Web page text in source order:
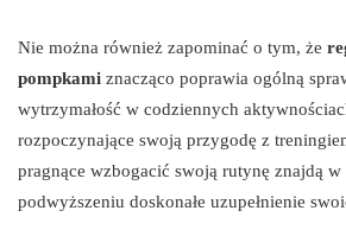
Nie można również zapominać o tym, że
pompkami znacząco poprawia ogólną
wytrzymałość w codziennych
rozpoczynające swoją przygodę z
pragnące wzbogacić swoją rutynę znajdą w
podwyższeniu doskonałe uzupełnienie